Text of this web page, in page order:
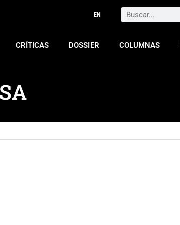
Search
CRÍTICAS DOSSIER COLUMNAS